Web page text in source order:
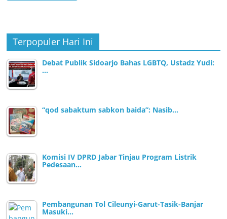
Terpopuler Hari Ini
Debat Publik Sidoarjo Bahas LGBTQ, Ustadz Yudi:
…
“qod sabaktum sabkon baida”: Nasib…
Komisi IV DPRD Jabar Tinjau Program Listrik
Pedesaan…
Pembangunan Tol Cileunyi-Garut-Tasik-Banjar
Masuki…